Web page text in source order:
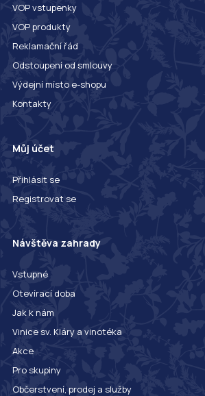
VOP vstupenky
VOP produkty
Reklamační řád
Odstoupení od smlouvy
Výdejní místo e-shopu
Kontakty
Můj účet
Přihlásit se
Registrovat se
Návštěva zahrady
Vstupné
Otevírací doba
Jak k nám
Vinice sv. Kláry a vinotéka
Akce
Pro skupiny
Občerstvení, prodej a služby